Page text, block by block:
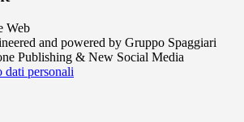
and powered by Gruppo Spaggiari
Publishing & New Social Media
dati personali